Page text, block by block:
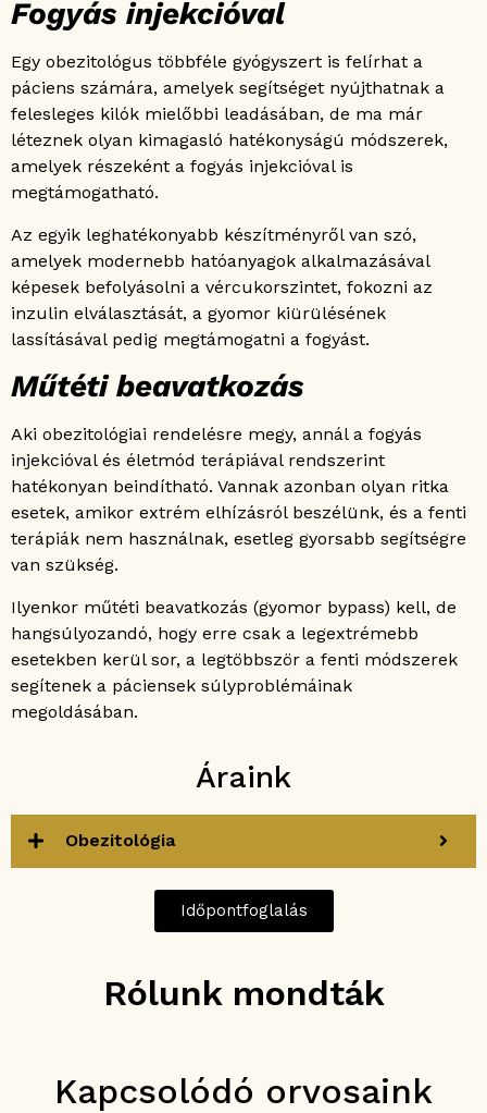
Fogyás injekcióval
Egy obezitológus többféle gyógyszert is felírhat a
páciens számára, amelyek segítséget nyújthatnak a
felesleges kilók mielőbbi leadásában, de ma már
léteznek olyan kimagasló hatékonyságú módszerek,
amelyek részeként a fogyás injekcióval is
megtámogatható.
Az egyik leghatékonyabb készítményről van szó,
amelyek modernebb hatóanyagok alkalmazásával
képesek befolyásolni a vércukorszintet, fokozni az
inzulin elválasztását, a gyomor kiürülésének
lassításával pedig megtámogatni a fogyást.
Műtéti beavatkozás
Aki obezitológiai rendelésre megy, annál a fogyás
injekcióval és életmód terápiával rendszerint
hatékonyan beindítható. Vannak azonban olyan ritka
esetek, amikor extrém elhízásról beszélünk, és a fenti
terápiák nem használnak, esetleg gyorsabb segítségre
van szükség.
Ilyenkor műtéti beavatkozás (gyomor bypass) kell, de
hangsúlyozandó, hogy erre csak a legextrémebb
esetekben kerül sor, a legtöbbször a fenti módszerek
segítenek a páciensek súlyproblémáinak
megoldásában.
Áraink
Obezitológia
Időpontfoglalás
Rólunk mondták
Kapcsolódó orvosaink